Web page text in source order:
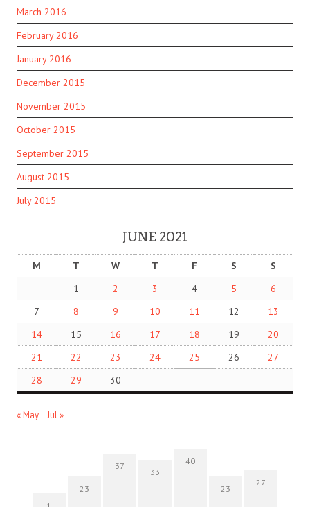
March 2016
February 2016
January 2016
December 2015
November 2015
October 2015
September 2015
August 2015
July 2015
JUNE 2021
M T W T F S
S
1
2 3 4 5
6
7
8 9 10 11 12
13
14
15 16 17 18 19
20
21
22 23 24 25 26
27
28
29 30
« May Jul »
23
37
33
40
23
27